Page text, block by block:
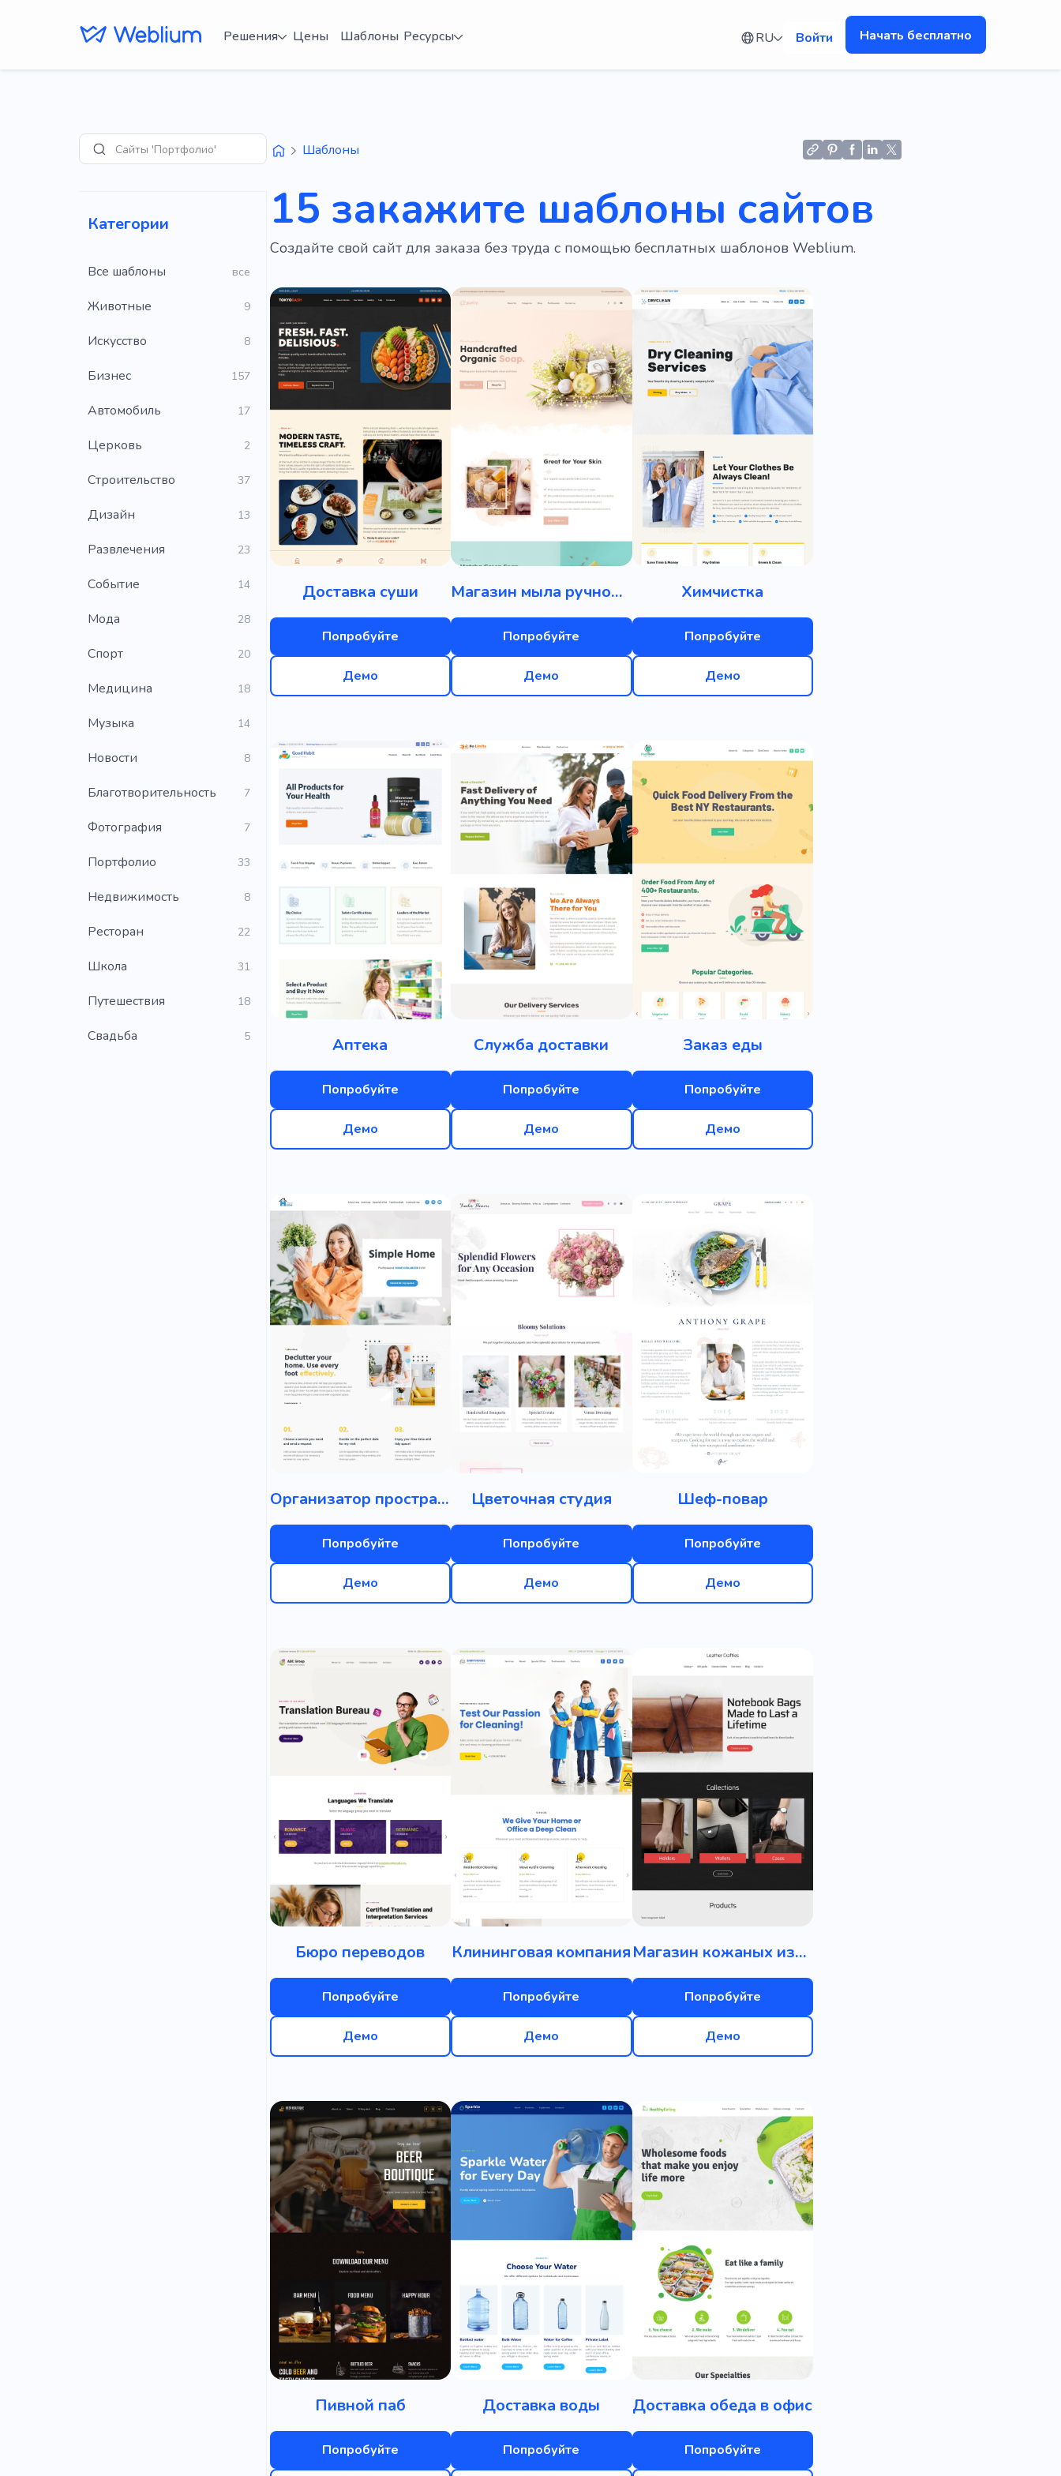
Решения Цены Шаблоны Ресурсы RU Войти Начать бесплатно
ПоискСайты 'Портфолио'
Категории
Все шаблоны все
Животные 9
Искусство 8
Бизнес 157
Автомобиль 17
Церковь 2
Строительство 37
Дизайн 13
Развлечения 23
Событие 14
Мода 28
Cпорт 20
Медицина 18
Музыка 14
Новости 8
Благотворительность 7
Фотография 7
Портфолио 33
Недвижимость 8
Ресторан 22
Школа 31
Путешествия 18
Свадьба 5
Шаблоны
15 закажите шаблоны сайтов
Создайте свой сайт для заказа без труда с помощью бесплатных шаблонов Weblium.
Доставка суши
Попробуйте
Демо
Магазин мыла ручной работы
Попробуйте
Демо
Химчистка
Попробуйте
Демо
Аптека
Попробуйте
Демо
Служба доставки
Попробуйте
Демо
Заказ еды
Попробуйте
Демо
Организатор пространства
Попробуйте
Демо
Цветочная студия
Попробуйте
Демо
Шеф-повар
Попробуйте
Демо
Бюро переводов
Попробуйте
Демо
Клининговая компания
Попробуйте
Демо
Магазин кожаных изделий
Попробуйте
Демо
Пивной паб
Попробуйте
Доставка воды
Попробуйте
Доставка обеда в офис
Попробуйте